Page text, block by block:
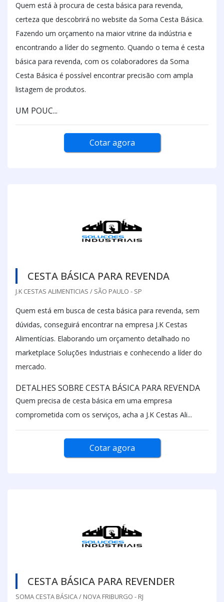
Quem está à procura de cesta básica para revenda,
certeza que descobrirá no website da Soma Cesta Básica.
Fazendo um orçamento na maior vitrine da indústria e
encontrando a líder do segmento. Quando o tema é cesta
básica para revenda, com os colaboradores da Soma
Cesta Básica é possível encontrar precisão com ampla
listagem de produtos.
UM POUC...
Cotar agora
CESTA BÁSICA PARA REVENDA
J.K CESTAS ALIMENTICIAS / SÃO PAULO - SP
Quem está em busca de cesta básica para revenda, sem
dúvidas, conseguirá encontrar na empresa J.K Cestas
Alimentícias. Elaborando um orçamento detalhado no
marketplace Soluções Industriais e conhecendo a líder do
mercado.
DETALHES SOBRE CESTA BÁSICA PARA REVENDA
Quem precisa de cesta básica em uma empresa
comprometida com os serviços, acha a J.K Cestas Ali...
Cotar agora
CESTA BÁSICA PARA REVENDER
SOMA CESTA BÁSICA / NOVA FRIBURGO - RJ